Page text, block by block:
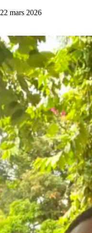
22 mars 2026